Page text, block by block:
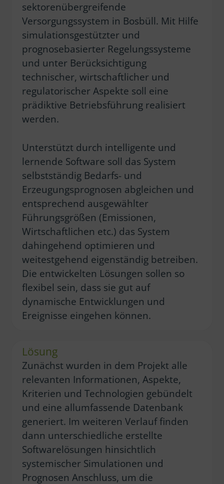
sektorenübergreifende
Versorgungssystem in Bosbüll. Mit Hilfe
simulationsgestützter und
prognosebasierter Regelungssysteme
und unter Berücksichtigung
technischer, wirtschaftlicher und
regulatorischer Aspekte soll eine
prädiktive Betriebsführung realisiert
werden.
Unterstützt durch intelligente und
lernende Software soll das System
selbstständig Bedarfs- und
Erzeugungsprognosen abgleichen und
entsprechend ausgewählter
Führungsgrößen (Emissionen,
Wirtschaftlichen etc.) das System
dahingehend optimieren und
weitestgehend eigenständig betreiben.
Die entwickelten Lösungen sollen so
flexibel sein, dass sie gut auf
dynamische Entwicklungen und
Ereignisse eingehen können.
Lösung
Zunächst wurden in dem Projekt alle
relevanten Informationen, Aspekte,
Kriterien und Technologien gebündelt
und eine allumfassende Datenbank
generiert. Im weiteren Verlauf finden
dann unterschiedliche erstellte
Softwarelösungen hinsichtlich
systemischer Simulationen und
Prognosen Anschluss, um die